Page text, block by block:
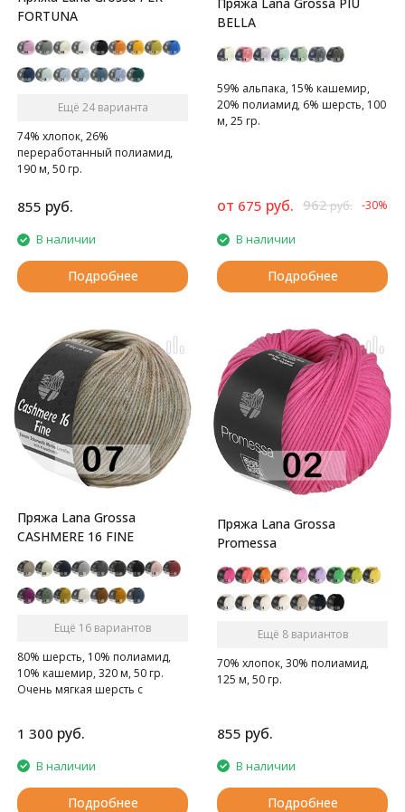
FORTUNA
Ещё 24 варианта
74% хлопок, 26%
переработанный полиамид,
190 м, 50 гр.
лета благодаря охлаждающим
свойствам хлопка.
855 руб.
В наличии
Подробнее
BELLA
59% альпака, 15% кашемир,
20% полиамид, 6% шерсть, 100
м, 25 гр.
от 675 руб. 962руб. -30%
В наличии
Подробнее
Пряжа Lana Grossa
CASHMERE 16 FINE
Ещё 16 вариантов
80% шерсть, 10% полиамид,
10% кашемир, 320 м, 50 гр.
Очень мягкая шерсть с
1 300 руб.
В наличии
Подробнее
Пряжа Lana Grossa
Promessa
Ещё 8 вариантов
70% хлопок, 30% полиамид,
125 м, 50 гр.
855 руб.
В наличии
Подробнее